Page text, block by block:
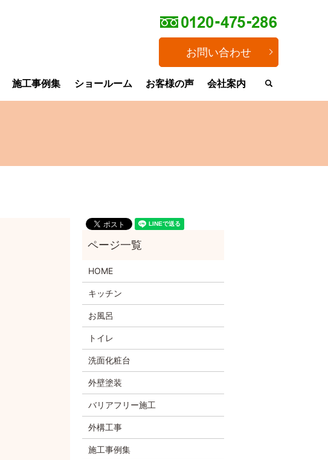
施工事例集 ショールーム お客様の声 会社案内
お問い合わせ
HOME
キッチン
お風呂
トイレ
洗面化粧台
外壁塗装
バリアフリー施工
外構工事
施工事例集